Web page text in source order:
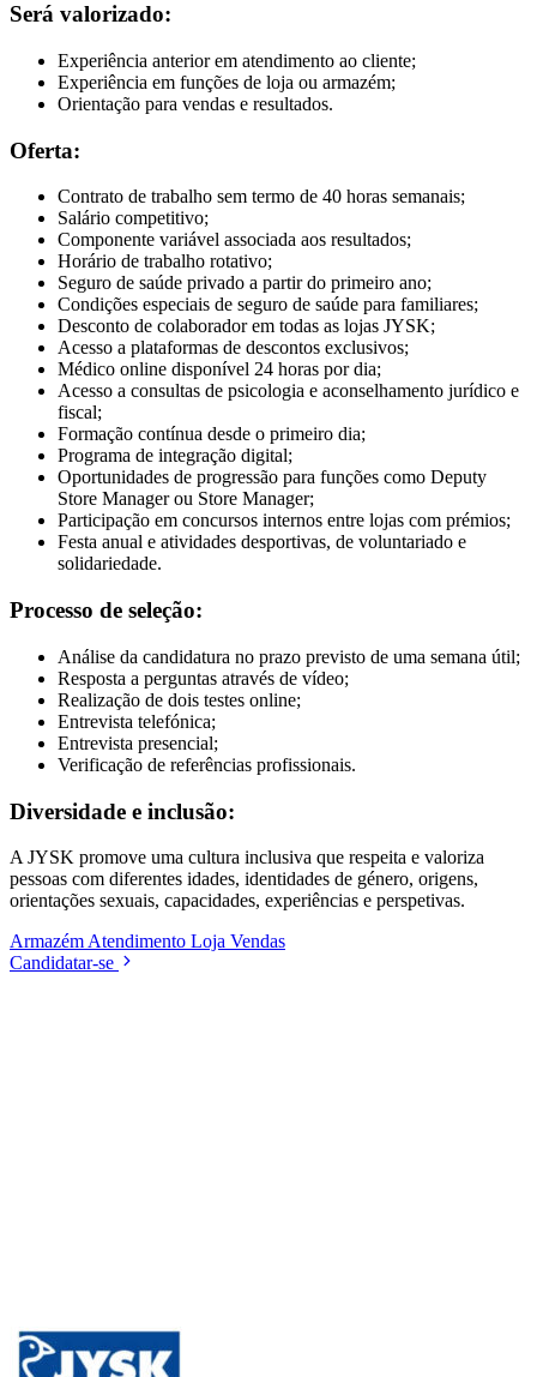
Será valorizado:
Experiência anterior em atendimento ao cliente;
Experiência em funções de loja ou armazém;
Orientação para vendas e resultados.
Oferta:
Contrato de trabalho sem termo de 40 horas semanais;
Salário competitivo;
Componente variável associada aos resultados;
Horário de trabalho rotativo;
Seguro de saúde privado a partir do primeiro ano;
Condições especiais de seguro de saúde para familiares;
Desconto de colaborador em todas as lojas JYSK;
Acesso a plataformas de descontos exclusivos;
Médico online disponível 24 horas por dia;
Acesso a consultas de psicologia e aconselhamento jurídico e
fiscal;
Formação contínua desde o primeiro dia;
Programa de integração digital;
Oportunidades de progressão para funções como Deputy
Store Manager ou Store Manager;
Participação em concursos internos entre lojas com prémios;
Festa anual e atividades desportivas, de voluntariado e
solidariedade.
Processo de seleção:
Análise da candidatura no prazo previsto de uma semana útil;
Resposta a perguntas através de vídeo;
Realização de dois testes online;
Entrevista telefónica;
Entrevista presencial;
Verificação de referências profissionais.
Diversidade e inclusão:
A JYSK promove uma cultura inclusiva que respeita e valoriza
pessoas com diferentes idades, identidades de género, origens,
orientações sexuais, capacidades, experiências e perspetivas.
Armazém Atendimento Loja Vendas
Candidatar-se